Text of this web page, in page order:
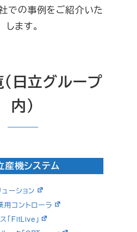
での事例をご紹介いた
します。
日立グループ
内）
産機システム
ーション
コントローラ
「FitLive」